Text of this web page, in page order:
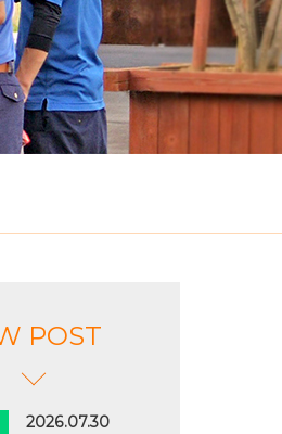
POST
2026.07.30